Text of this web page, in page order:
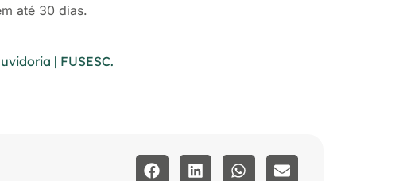
até 30 dias.
| FUSESC.